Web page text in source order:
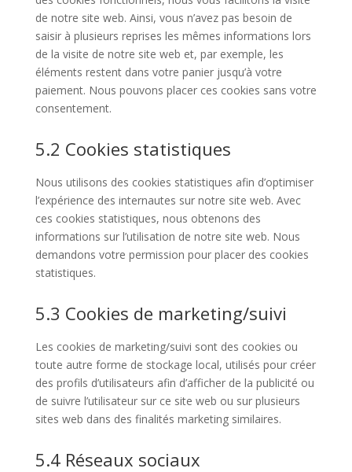
de notre site web. Ainsi, vous n’avez pas besoin de
saisir à plusieurs reprises les mêmes informations lors
de la visite de notre site web et, par exemple, les
éléments restent dans votre panier jusqu’à votre
paiement. Nous pouvons placer ces cookies sans votre
consentement.
5.2 Cookies statistiques
Nous utilisons des cookies statistiques afin d’optimiser
l’expérience des internautes sur notre site web. Avec
ces cookies statistiques, nous obtenons des
informations sur l’utilisation de notre site web. Nous
demandons votre permission pour placer des cookies
statistiques.
5.3 Cookies de marketing/suivi
Les cookies de marketing/suivi sont des cookies ou
toute autre forme de stockage local, utilisés pour créer
des profils d’utilisateurs afin d’afficher de la publicité ou
de suivre l’utilisateur sur ce site web ou sur plusieurs
sites web dans des finalités marketing similaires.
5.4 Réseaux sociaux